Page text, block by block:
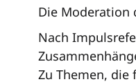
Die Moderation
Nach
Zu Themen, die